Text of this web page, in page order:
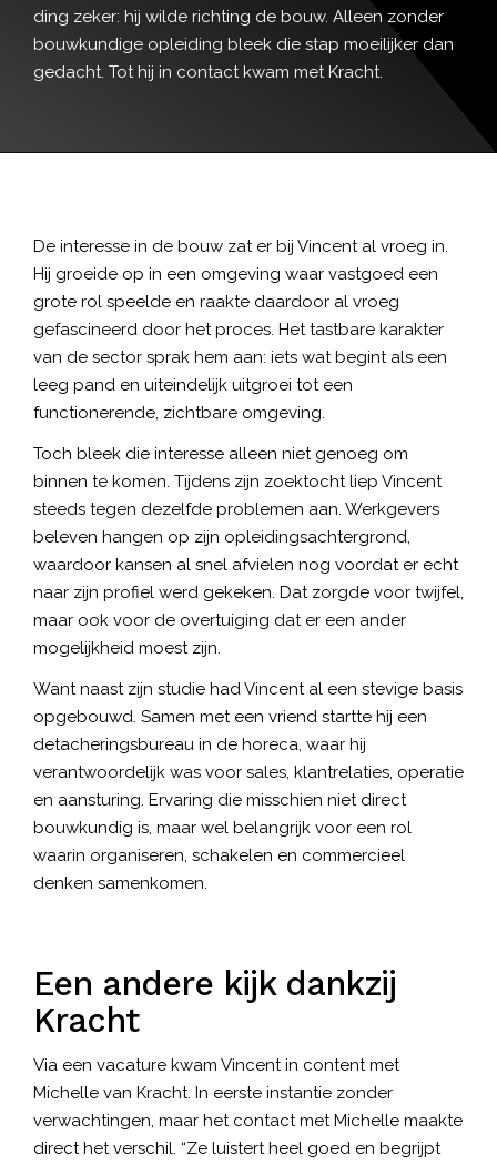
ding zeker: hij wilde richting de bouw. Alleen zonder
bouwkundige opleiding bleek die stap moeilijker dan
gedacht. Tot hij in contact kwam met Kracht.
De interesse in de bouw zat er bij Vincent al vroeg in.
Hij groeide op in een omgeving waar vastgoed een
grote rol speelde en raakte daardoor al vroeg
gefascineerd door het proces. Het tastbare karakter
van de sector sprak hem aan: iets wat begint als een
leeg pand en uiteindelijk uitgroei tot een
functionerende, zichtbare omgeving.
Toch bleek die interesse alleen niet genoeg om
binnen te komen. Tijdens zijn zoektocht liep Vincent
steeds tegen dezelfde problemen aan. Werkgevers
beleven hangen op zijn opleidingsachtergrond,
waardoor kansen al snel afvielen nog voordat er echt
naar zijn profiel werd gekeken. Dat zorgde voor twijfel,
maar ook voor de overtuiging dat er een ander
mogelijkheid moest zijn.
Want naast zijn studie had Vincent al een stevige basis
opgebouwd. Samen met een vriend startte hij een
detacheringsbureau in de horeca, waar hij
verantwoordelijk was voor sales, klantrelaties, operatie
en aansturing. Ervaring die misschien niet direct
bouwkundig is, maar wel belangrijk voor een rol
waarin organiseren, schakelen en commercieel
denken samenkomen.
Een andere kijk dankzij
Kracht
Via een vacature kwam Vincent in content met
Michelle van Kracht. In eerste instantie zonder
verwachtingen, maar het contact met Michelle maakte
direct het verschil. “Ze luistert heel goed en begrijpt